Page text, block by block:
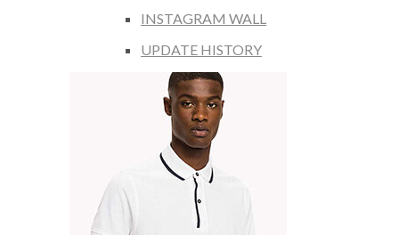
INSTAGRAM WALL
UPDATE HISTORY